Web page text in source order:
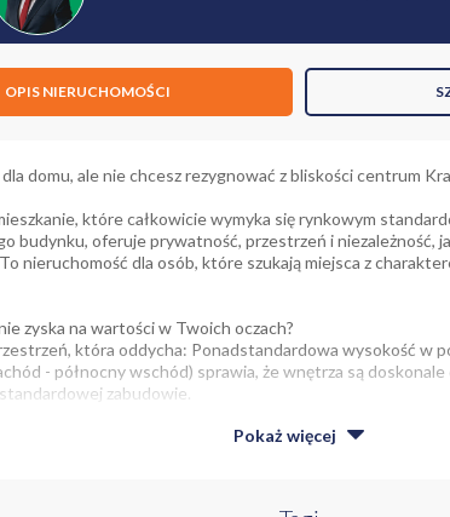
OPIS NIERUCHOMOŚCI
domu, ale nie chcesz rezygnować z bliskości centrum
które całkowicie wymyka się rynkowym
budynku, oferuje prywatność, przestrzeń i niezależność,
nieruchomość dla osób, które szukają miejsca z
zyska na wartości w Twoich oczach?
która oddycha: Ponadstandardowa wysokość w
- północny wschód) sprawia, że wnętrza są
zabudowie.
Płacisz wyłącznie za to, co faktycznie zużyjesz.
Pokaż więcej